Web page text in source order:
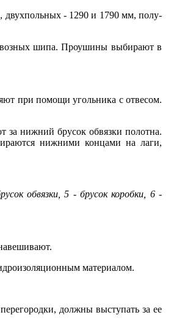
двухпольных - 1290 и 1790 мм, полу­
шипа. Проушины выбирают в
при помощи угольника с отвесом.
за нижний брусок обвязки полотна.
нижними кон­цами на лаги,
обвязки, 5 - брусок коробки, 6 -
материалом.
должны выступать за ее